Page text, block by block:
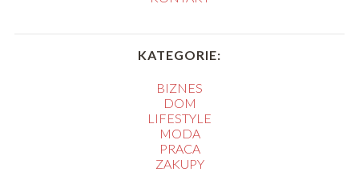
KATEGORIE:
BIZNES
DOM
LIFESTYLE
MODA
PRACA
ZAKUPY